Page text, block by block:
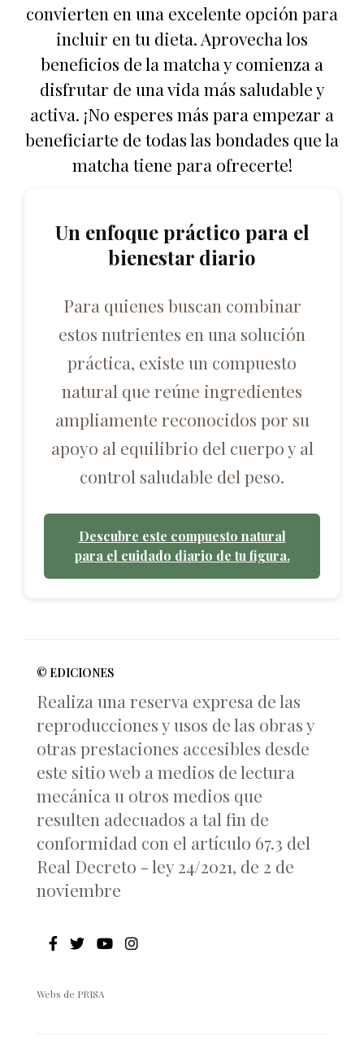
convierten en una excelente opción para
incluir en tu dieta. Aprovecha los
beneficios de la matcha y comienza a
disfrutar de una vida más saludable y
activa. ¡No esperes más para empezar a
beneficiarte de todas las bondades que la
matcha tiene para ofrecerte!
Un enfoque práctico para el
bienestar diario
Para quienes buscan combinar
estos nutrientes en una solución
práctica, existe un compuesto
natural que reúne ingredientes
ampliamente reconocidos por su
apoyo al equilibrio del cuerpo y al
control saludable del peso.
Descubre este compuesto natural
para el cuidado diario de tu figura.
© EDICIONES
Realiza una reserva expresa de las
reproducciones y usos de las obras y
otras prestaciones accesibles desde
este sitio web a medios de lectura
mecánica u otros medios que
resulten adecuados a tal fin de
conformidad con el artículo 67.3 del
Real Decreto - ley 24/2021, de 2 de
noviembre
Webs de PRISA